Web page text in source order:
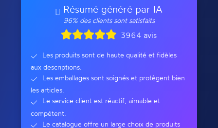
Résumé généré par IA
96% des clients sont satisfaits
3964 avis
Les produits sont de haute qualité et fidèles
aux descriptions.
Les emballages sont soignés et protègent bien
les articles.
Le service client est réactif, aimable et
compétent.
Le catalogue offre un large choix de produits